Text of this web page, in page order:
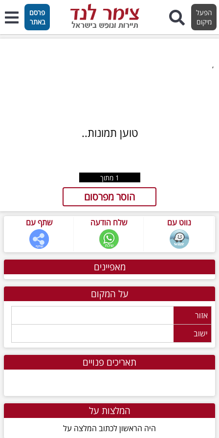
הפעל
מיקום
פרסם
באתר
,
טוען תמונות..
1 מתוך
הוסר מפרסום
שתף עם שלח הודעה נווט עם
מאפיינים
על המקום
אזור
ישוב
תאריכים פנויים
המלצות על
היה הראשון לכתוב המלצה על